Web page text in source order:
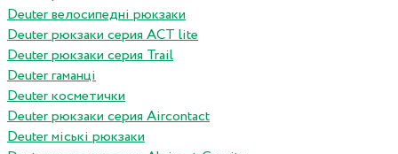
Deuter велосипедні рюкзаки
Deuter рюкзаки серия ACT lite
Deuter рюкзаки серия Trail
Deuter гаманці
Deuter косметички
Deuter рюкзаки серия Aircontact
Deuter міські рюкзаки